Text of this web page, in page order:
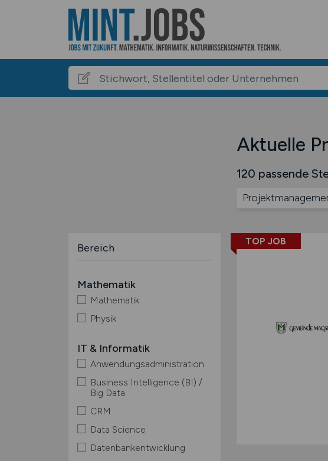
Aktuelle
120 passende
Bereich
Mathematik
Mathematik
Physik
IT & Informatik
Anwendungsadministration
Business Intelligence (BI) /
Big Data
CRM
Data Science
Datenbankentwicklung
TOP JOB